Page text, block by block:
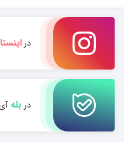
در
در بله